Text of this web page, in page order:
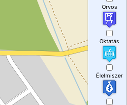
Orvos
Oktatás
Élelmiszer